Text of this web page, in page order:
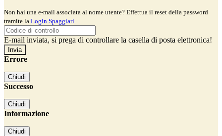
Non hai una e-mail associata al nome utente? Effettua il reset della password
tramite la Login Spaggiari
E-mail inviata, si prega di controllare la casella di posta elettronica!
Errore
Chiudi
Successo
Chiudi
Informazione
Chiudi